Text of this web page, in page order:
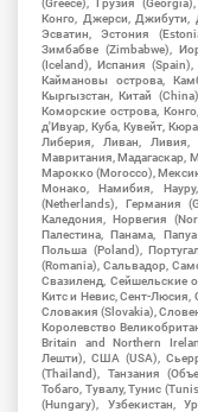
(Greece), Грузия
Конго, Джерси, Джибути,
Эсватин, Эстония
Зимбабве (Zimbabwe),
(Iceland), Испания (Spain),
Каймановы острова,
Кыргызстан, Китай
Коморские острова,
д'Ивуар, Куба, Кувейт,
Либерия, Ливан, Ливия,
Мавритания, Мадагаскар,
Марокко (Morocco),
Монако, Намибия,
(Netherlands), Германия
Каледония, Норвегия
Палестина, Панама,
Польша (Poland),
(Romania), Сальвадор,
Свазиленд, Сейшельские
Китс и Невис, Сент-Люсия,
Словакия (Slovakia),
Королевство
Britain and Northern
Лешти), США (USA),
(Thailand), Танзания
Тобаго, Тувалу, Тунис
(Hungary), Узбекистан,